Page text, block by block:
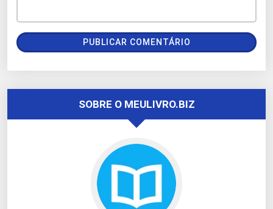
SOBRE O MEULIVRO.BIZ